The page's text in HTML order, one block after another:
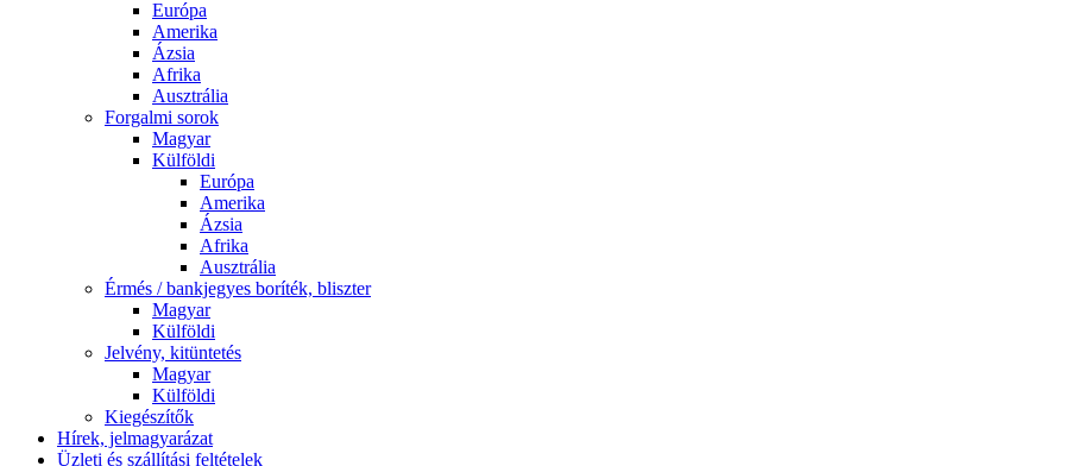
Európa
Amerika
Ázsia
Afrika
Ausztrália
Forgalmi sorok
Magyar
Külföldi
Európa
Amerika
Ázsia
Afrika
Ausztrália
Érmés / bankjegyes boríték, bliszter
Magyar
Külföldi
Jelvény, kitüntetés
Magyar
Külföldi
Kiegészítők
Hírek, jelmagyarázat
Üzleti és szállítási feltételek